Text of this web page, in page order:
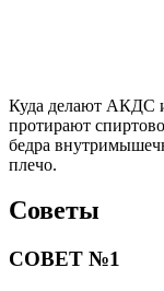
Куда делают АКДС и
протирают
бедра
плечо.
Советы
СОВЕТ №1